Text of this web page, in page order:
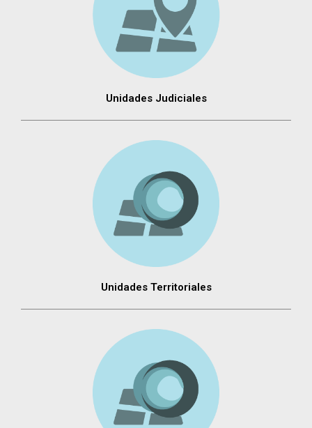
Unidades Judiciales
Unidades Territoriales